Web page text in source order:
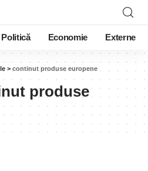
Politică Economie Externe
> continut produse europene
produse